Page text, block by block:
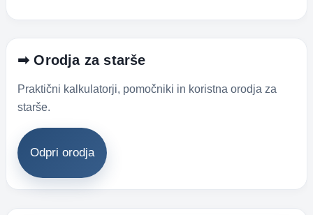
➡ Orodja za starše
Praktični kalkulatorji, pomočniki in koristna orodja za
starše.
Odpri orodja